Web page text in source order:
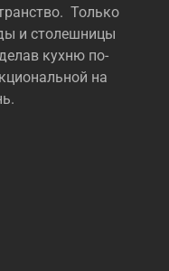
Только
и столешницы
кухню по-
на